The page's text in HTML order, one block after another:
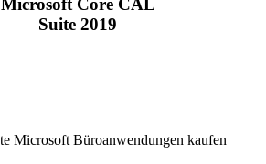
Microsoft Core CAL
Suite 2019